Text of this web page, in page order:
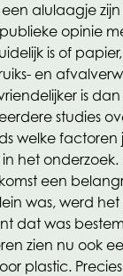
alulaagje
opinie
is of
en
is
studies
welke factoren
het
een
was, werd
dat was
zien nu ook
plastic.